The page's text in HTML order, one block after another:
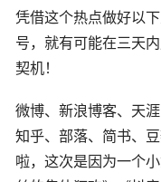
凭借这个热点做好以
号，就有可能在三天
契机！
微博、新浪博客、天
知乎、部落、简书、
啦，这次是因为一个